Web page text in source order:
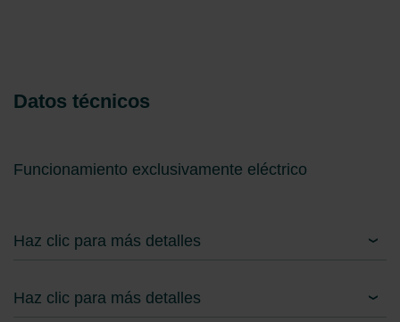
Datos técnicos
Funcionamiento exclusivamente eléctrico
Haz clic para más detalles
Haz clic para más detalles